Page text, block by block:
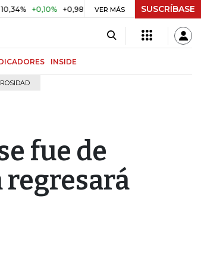
+0,10% +0,98% UVR $ 416,86 +$ 0,05 +0,01%
VER MÁS SUSCRÍBASE
INSIDE
fue de
regresará